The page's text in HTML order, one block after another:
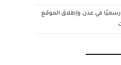
في عدن وإطلاق الموقع